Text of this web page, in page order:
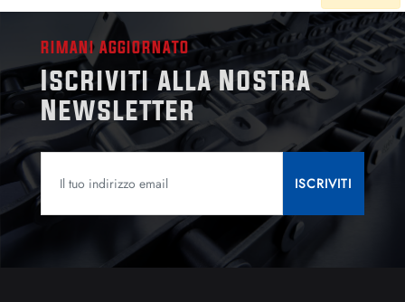
RIMANI AGGIORNATO
Iscriviti alla Nostra
Newsletter